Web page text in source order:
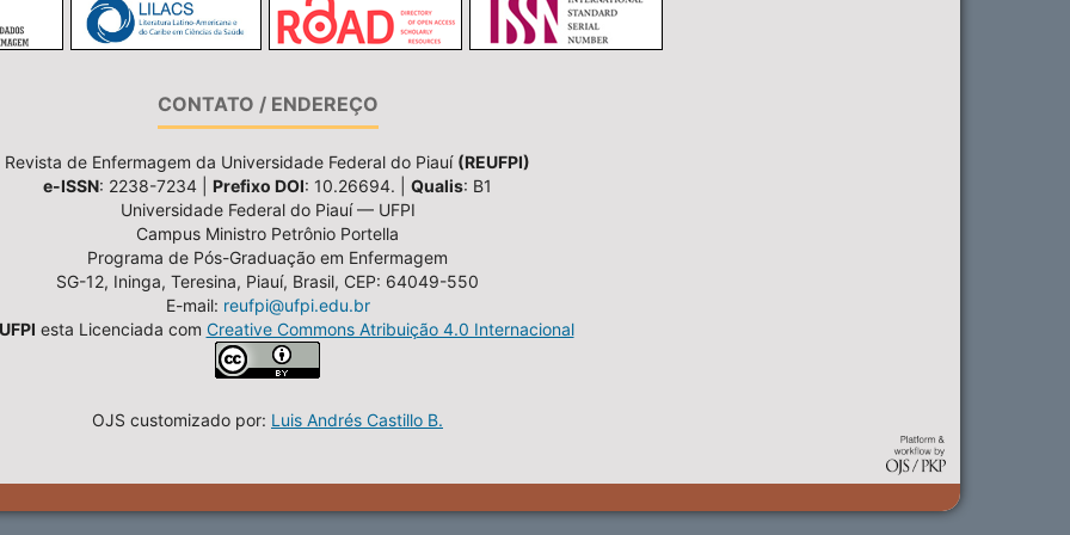
CONTATO / ENDEREÇO
Revista de Enfermagem da Universidade Federal do Piauí (REUFPI)
e-ISSN: 2238-7234 | Prefixo DOI: 10.26694. | Qualis: B1
Universidade Federal do Piauí — UFPI
Campus Ministro Petrônio Portella
Programa de Pós-Graduação em Enfermagem
SG-12, Ininga, Teresina, Piauí, Brasil, CEP: 64049-550
E-mail: reufpi@ufpi.edu.br
esta Licenciada com Creative Commons Atribuição 4.0 Internacional
OJS customizado por: Luis Andrés Castillo B.